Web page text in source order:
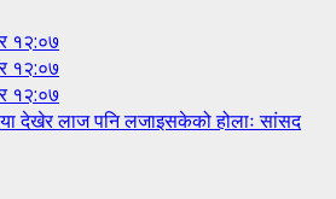
१२:०७
१२:०७
१२:०७
देखेर लाज पनि लजाइसकेको होलाः सांसद